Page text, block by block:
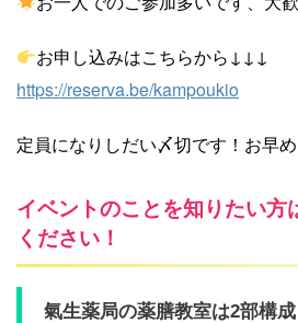
お申し込みはこちらから↓↓↓
https://reserva.be/kampoukio
定員になりしだい〆切です！お早
イベントのことを知りたい方
ください！
氣生薬局の薬膳教室は2部構成